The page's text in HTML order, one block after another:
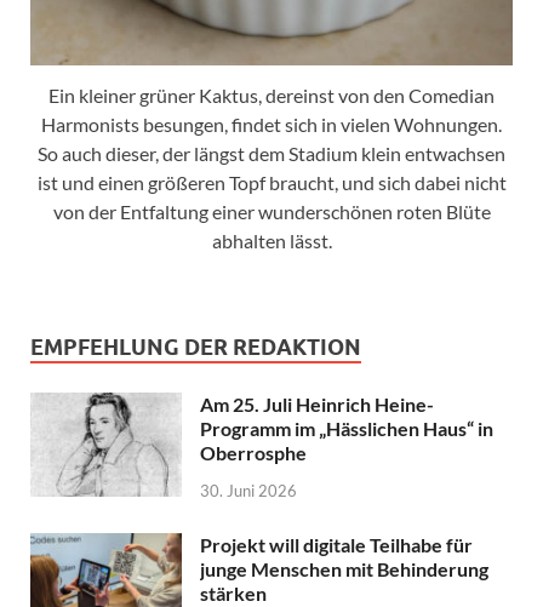
Ein kleiner grüner Kaktus, dereinst von den Comedian
Harmonists besungen, findet sich in vielen Wohnungen.
So auch dieser, der längst dem Stadium klein entwachsen
ist und einen größeren Topf braucht, und sich dabei nicht
von der Entfaltung einer wunderschönen roten Blüte
abhalten lässt.
EMPFEHLUNG DER REDAKTION
Am 25. Juli Heinrich Heine-
Programm im „Hässlichen Haus“ in
Oberrosphe
30. Juni 2026
Projekt will digitale Teilhabe für
junge Menschen mit Behinderung
stärken